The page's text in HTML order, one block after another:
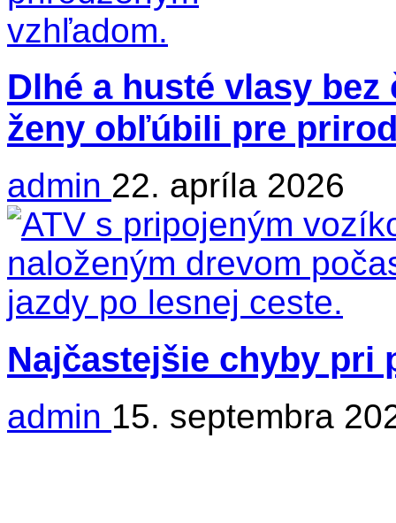
Dlhé a husté vlasy
ženy obľúbili pre
admin 22. apríla 2026
Najčastejšie chyby pri
admin 15. septembra